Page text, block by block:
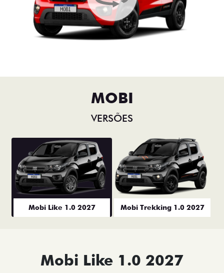
MOBI
VERSÕES
Mobi Like 1.0 2027 Mobi Trekking 1.0 2027
Mobi Like 1.0 2027